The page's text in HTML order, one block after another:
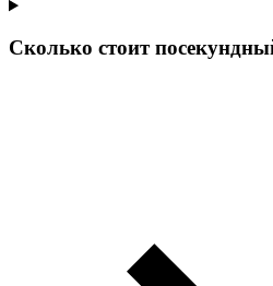
Сколько стоит